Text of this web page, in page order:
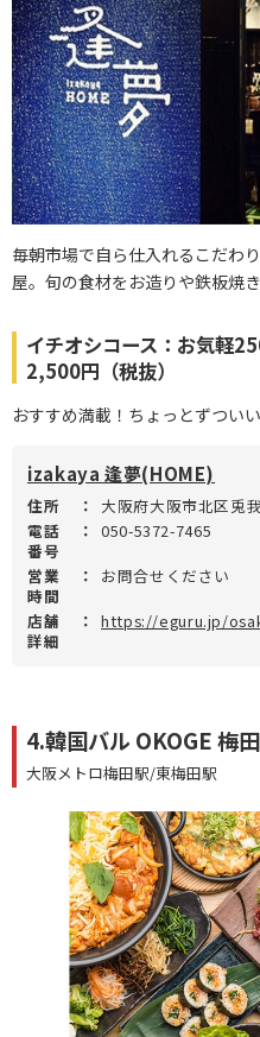
毎朝市場で自ら仕入れるこだわ
屋。旬の食材をお造りや鉄板焼
イチオシコース：お気軽
2,500円（税抜）
おすすめ満載！ちょっとずつい
izakaya 逢夢(HOME)
住所 ：
大阪府大阪市北区兎
電話
番号
： 050-5372-7465
営業
時間
：
お問合せください
店舗
詳細
： https://eguru.jp/
4.韓国バル OKOGE 梅
大阪メトロ梅田駅/東梅田駅